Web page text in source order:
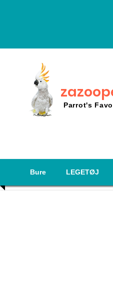
Parrot's
Bure LEGETØJ